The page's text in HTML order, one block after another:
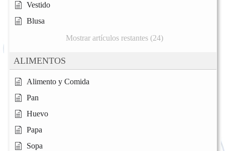
Vestido
Blusa
Mostrar artículos restantes (24)
ALIMENTOS
Alimento y Comida
Pan
Huevo
Papa
Sopa